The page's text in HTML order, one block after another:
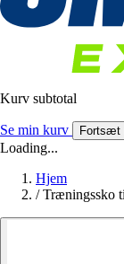
Kurv subtotal
Se min kurv Fortsæt
Loading...
Hjem
/ Træningssko